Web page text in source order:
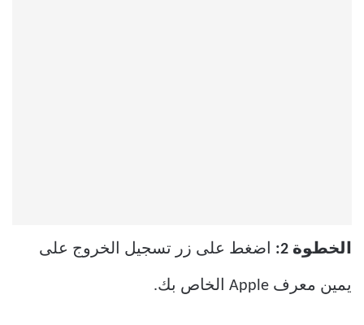
الخطوة 2: اضغط على زر تسجيل الخروج على
يمين معرف Apple الخاص بك.